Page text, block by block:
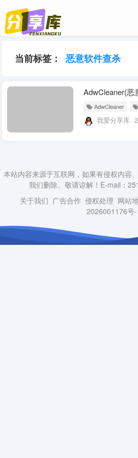
当前标签： 恶意软件查杀
AdwCleaner
我爱分享库
本站内容来源于互联网，如果有侵权内容
我们删除。敬请谅解！E-mail：
关于我们 广告合作 侵权处理 网站
2026001176号-